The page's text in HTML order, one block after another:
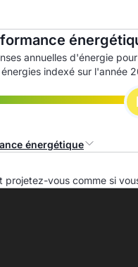
annuelles d'énergie
indexé sur l'année
énergétique
(CEP)
projetez-vous comme si